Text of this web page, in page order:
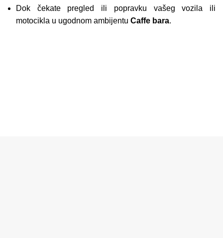
Dok čekate pregled ili popravku vašeg vozila ili
motocikla u ugodnom ambijentu Caffe bara.